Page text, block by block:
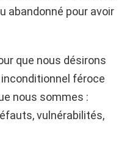
abandonné pour avoir
que nous désirons
féroce
nous sommes :
vulnérabilités,